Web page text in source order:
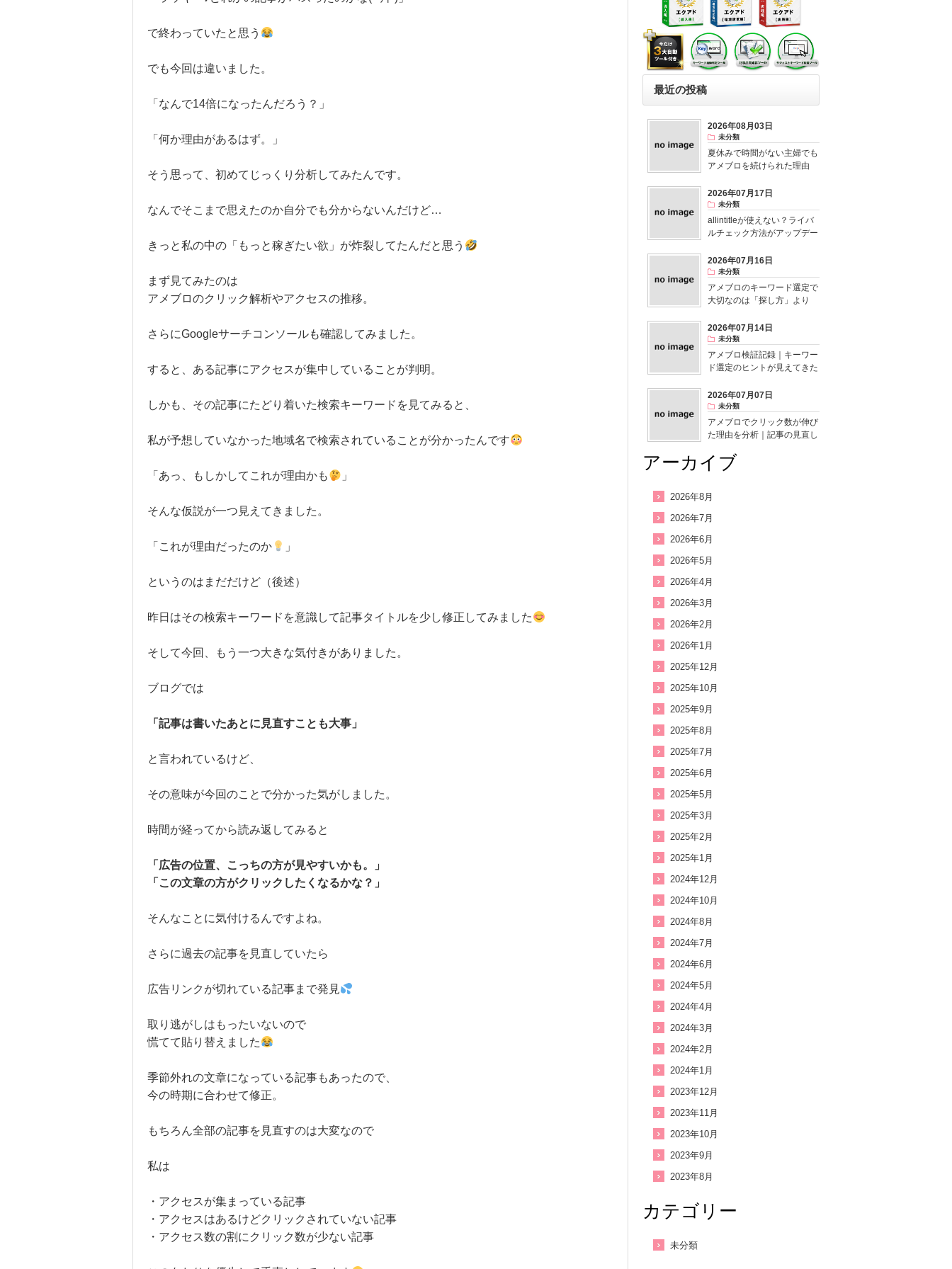
で終わっていたと思う
でも今回は違いました。
「なんで14倍になったんだろう？」
「何か理由があるはず。」
そう思って、初めてじっくり分析してみたんです。
なんでそこまで思えたのか自分でも分からないんだけど…
きっと私の中の「もっと稼ぎたい欲」が炸裂してたんだと思う
まず見てみたのは
アメブロのクリック解析やアクセスの推移。
さらにGoogleサーチコンソールも確認してみました。
すると、ある記事にアクセスが集中していることが判明。
しかも、その記事にたどり着いた検索キーワードを見てみると、
私が予想していなかった地域名で検索されていることが分かったんです
「あっ、もしかしてこれが理由かも 」
そんな仮説が一つ見えてきました。
「これが理由だったのか 」
というのはまだだけど（後述）
昨日はその検索キーワードを意識して記事タイトルを少し修正してみました
そして今回、もう一つ大きな気付きがありました。
ブログでは
「記事は書いたあとに見直すことも大事」
と言われているけど、
その意味が今回のことで分かった気がしました。
時間が経ってから読み返してみると
「広告の位置、こっちの方が見やすいかも。」
「この文章の方がクリックしたくなるかな？」
そんなことに気付けるんですよね。
さらに過去の記事を見直していたら
広告リンクが切れている記事まで発見
取り逃がしはもったいないので
慌てて貼り替えました
季節外れの文章になっている記事もあったので、
今の時期に合わせて修正。
もちろん全部の記事を見直すのは大変なので
私は
・アクセスが集まっている記事
・アクセスはあるけどクリックされていない記事
・アクセス数の割にクリック数が少ない記事
最近の投稿
2026年08月03日
未分類
夏休みで時間がない主婦でも
アメブロを続けられた理由
2026年07月17日
未分類
allintitleが使えない？ライバ
ルチェック方法がアップデー
2026年07月16日
未分類
アメブロのキーワード選定で
大切なのは「探し方」より
2026年07月14日
未分類
アメブロ検証記録｜キーワー
ド選定のヒントが見えてきた
2026年07月07日
未分類
アメブロでクリック数が伸び
た理由を分析｜記事の見直し
アーカイブ
2026年8月
2026年7月
2026年6月
2026年5月
2026年4月
2026年3月
2026年2月
2026年1月
2025年12月
2025年10月
2025年9月
2025年8月
2025年7月
2025年6月
2025年5月
2025年3月
2025年2月
2025年1月
2024年12月
2024年10月
2024年8月
2024年7月
2024年6月
2024年5月
2024年4月
2024年3月
2024年2月
2024年1月
2023年12月
2023年11月
2023年10月
2023年9月
2023年8月
カテゴリー
未分類